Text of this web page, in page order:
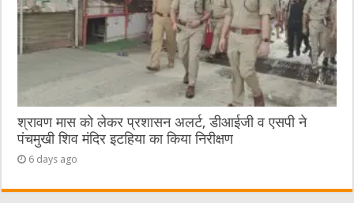
श्रावण मास को लेकर प्रशासन अलर्ट, डीआईजी व एसपी ने
पंचमुखी शिव मंदिर इटहिया का किया निरीक्षण
6 days ago